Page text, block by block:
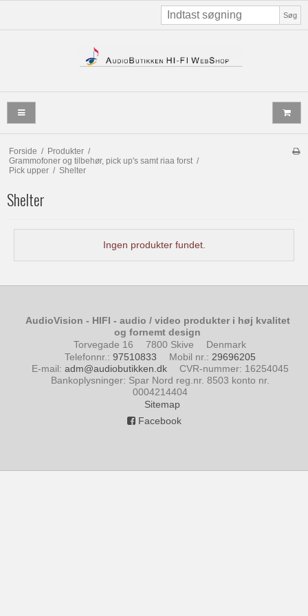
Søg
Forside / Produkter /
Grammofoner og tilbehør, pick up's samt riaa forst /
Pick upper / Shelter
Shelter
Ingen produkter fundet.
AudioVision - HIFI - audio / video produkter i høj kvalitet
og fornemt design
Torvegade 16
7800 Skive
Denmark
Telefonnr. : 97510833 Mobil nr. : 29696205
E-mail: adm@audiobutikken.dk CVR-nummer: 16254045
Bankoplysninger: Spar Nord reg.nr. 8503 konto nr.
0004214404
Sitemap
Facebook